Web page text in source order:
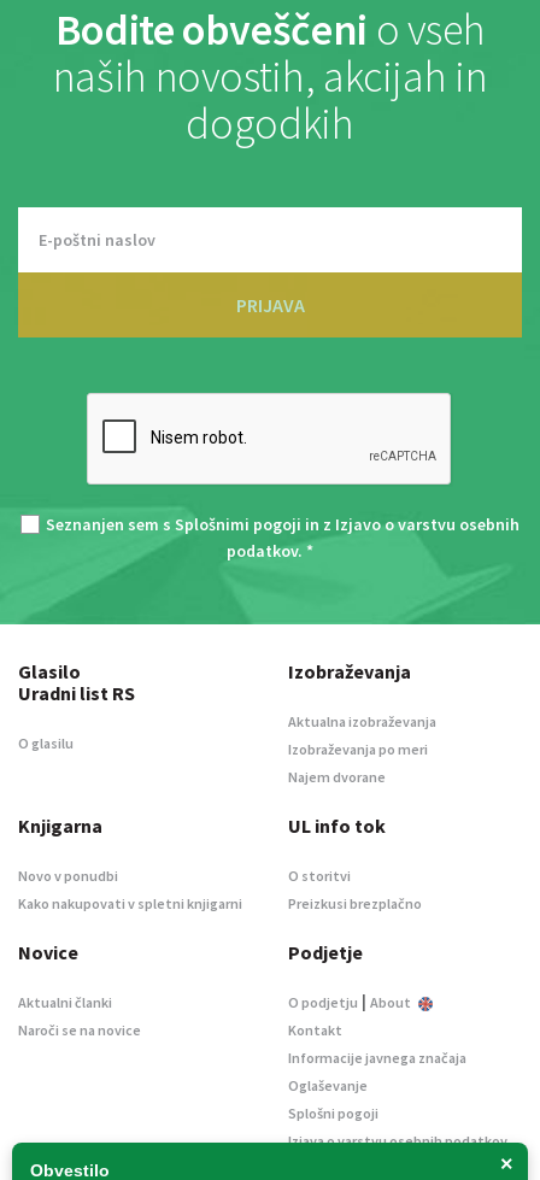
Bodite obveščeni o vseh
naših novostih, akcijah in
dogodkih
PRIJAVA
Seznanjen sem s Splošnimi pogoji in z Izjavo o varstvu osebnih
podatkov. *
×
Obvestilo
Glasilo
Uradni list RS
O glasilu
Izobraževanja
Aktualna izobraževanja
Izobraževanja po meri
Najem dvorane
Knjigarna
Novo v ponudbi
Kako nakupovati v spletni knjigarni
UL info tok
O storitvi
Preizkusi brezplačno
Novice
Aktualni članki
Naroči se na novice
Podjetje
O podjetju | About
Kontakt
Informacije javnega značaja
Oglaševanje
Splošni pogoji
Izjava o varstvu osebnih podatkov